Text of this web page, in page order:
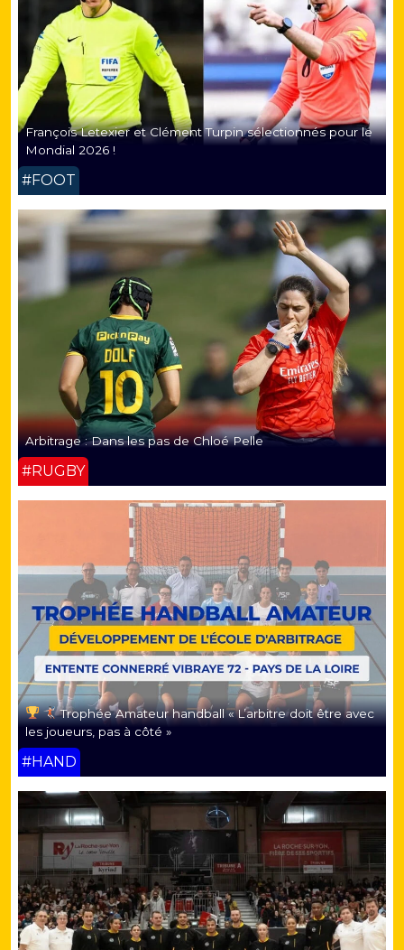
François Letexier et Clément Turpin sélectionnés pour le
Mondial 2026 !
#FOOT
Arbitrage : Dans les pas de Chloé Pelle
#RUGBY
Trophée Amateur handball « L’arbitre doit être avec
les joueurs, pas à côté »
#HAND